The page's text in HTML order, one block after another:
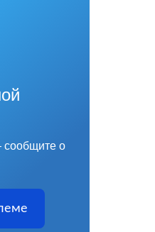
сообщите о